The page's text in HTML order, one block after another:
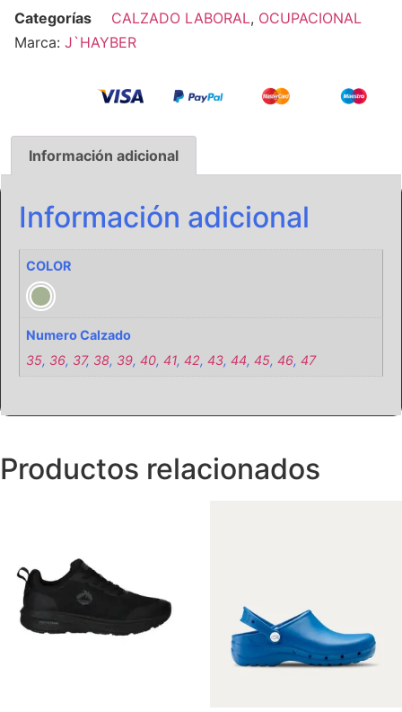
Categorías
CALZADO LABORAL, OCUPACIONAL
Marca: J`HAYBER
Información adicional
Información adicional
COLOR
Numero Calzado
35, 36, 37, 38, 39,40,41,42,43,44,45,46,47
Productos relacionados